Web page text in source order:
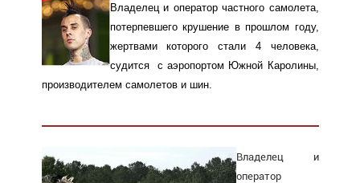
Владелец и оператор частного самолета,
потерпевшего крушение в прошлом году,
жертвами которого стали 4 человека,
судится с аэропортом Южной Каролины,
производителем самолетов и шин.
Владелец и
оператор